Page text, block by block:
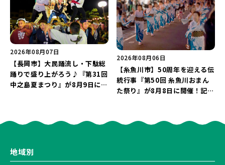
2026年08月07日
【長岡市】大民踊流し・下駄総
踊りで盛り上がろう♪『第31回
中之島夏まつり』が8月9日に開
2026年08月06日
【糸魚川市】50周年を迎える伝
統行事『第50回 糸魚川おまん
た祭り』が8月8日に開催！記念
地域別